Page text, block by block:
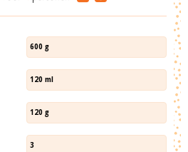
600 g
120 ml
120 g
3